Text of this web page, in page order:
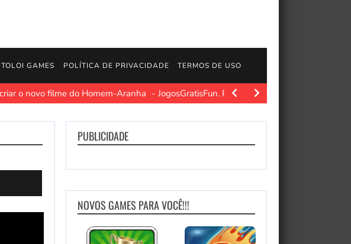
TOLOI GAMES POLÍTICA DE PRIVACIDADE TERMOS DE USO
o novo filme do Homem-Aranha JogosGratisFun. Polygon.com. Fonte da
PUBLICIDADE
NOVOS GAMES PARA VOCÊ!!!